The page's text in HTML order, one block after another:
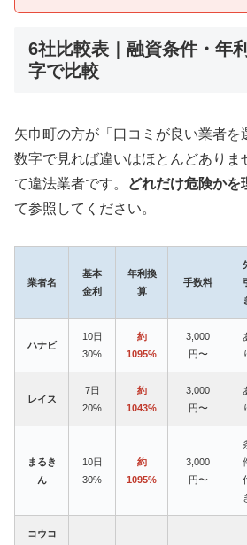
6社比較表｜融資条件・年
字で比較
矢巾町の方が「口コミが良い業者を
数字で見れば違いはほとんどありま
て違法業者です。
どれだけ危険かを
て参照してください。
業者名
基本
金利
年利換
算
手数料
引
ハナビ
10日
30%
約
1095%
3,000
円〜
レイス
7日
20%
約
1043%
3,000
円〜
まるき
ん
10日
30%
約
1095%
3,000
円〜
コウコ